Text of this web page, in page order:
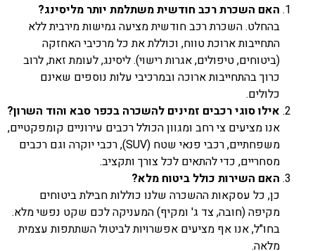
האם השכרת רכב חודשית משתלמת יותר מליסינג?
בהחלט. השכרת רכב חודשית מציעה גמישות מירבית ללא
התחייבות ארוכת טווח, וכוללת את כל מרכיבי האחזקה
(ביטוחים, טיפולים, אגרות רישוי). ליסינג, לעומת זאת, לרוב
כרוך בהתחייבות ארוכה ובמרכיבי עלות נוספים שאינם
כלולים.
אילו סוגי רכבים זמינים להשכרה בכפר סבא והוד השרון?
אנו מציעים צי רחב ומגוון הכולל רכבים עירוניים קומפקטיים,
משפחתיים, רכבי פנאי שטח (SUV), רכבי יוקרה וגם רכבים
מסחריים, כדי להתאים לכל צורך ותקציב.
האם השירות כולל ביטוח מלא?
כן, כל עסקאות ההשכרה שלנו כוללות חבילת ביטוחים
מקיפה (חובה, צד ג' ומקיף) המעניקה לכם שקט נפשי מלא.
בחו"ל, אנו אף מציעים אפשרויות לביטול השתתפות עצמית
מלאה.